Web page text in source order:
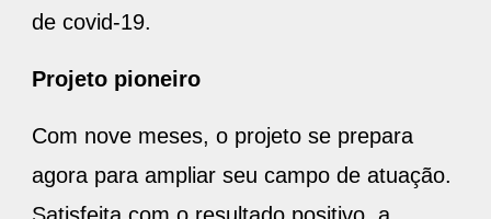
de covid-19.
Projeto pioneiro
Com nove meses, o projeto se prepara
agora para ampliar seu campo de atuação.